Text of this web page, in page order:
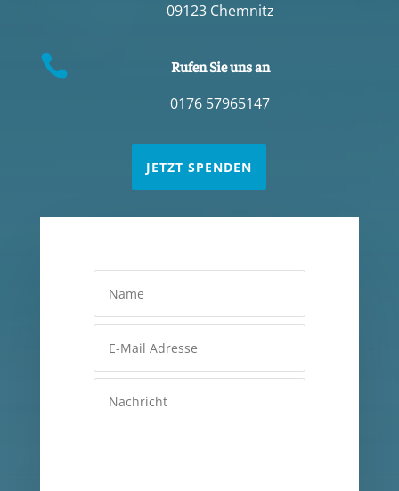
09123 Chemnitz
 Rufen Sie uns an
0176 57965147
JETZT SPENDEN